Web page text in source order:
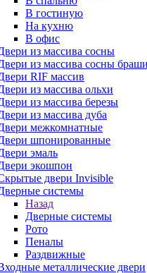
В гостиную
На кухню
В офис
из массива сосны
из массива сосны
RIF массив
из массива ольхи
из массива березы
из массива дуба
межкомнатные
шпонированные
эмаль
экошпон
двери Invisible
системы
Назад
Дверные системы
Рото
Пеналы
Раздвижные
металлические двери